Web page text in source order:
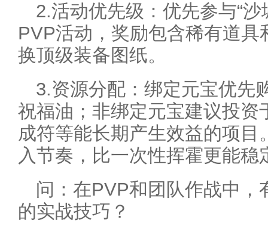
2.活动优先级：优先参与“沙
PVP活动，奖励包含稀有道
换顶级装备图纸。
3.资源分配：绑定元宝优先
祝福油；非绑定元宝建议投资
成符等能长期产生效益的项
入节奏，比一次性挥霍更能稳
问：在PVP和团队作战中，
的实战技巧？